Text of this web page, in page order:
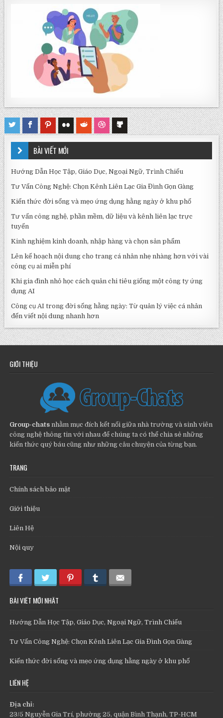
BÀI VIẾT MỚI
Hướng Dẫn Học Tập, Giáo Dục, Ngoại Ngữ, Trình Chiếu
Tư Vấn Công Nghệ: Chọn Kênh Liên Lạc Gia Đình Gọn Gàng
Kiến thức đời sống và mẹo ứng dụng hằng ngày ở khu phố
Tư vấn công nghệ, phần mềm, dữ liệu và kênh liên lạc trực
tuyến
Kinh nghiệm kinh doanh, nhập hàng và chọn sản phẩm
Lên kế hoạch nội dung cho trang cá nhân nhẹ nhàng hơn với vài
công cụ ai miễn phí
Khi gia đình nhỏ học cách quản chi tiêu giống một công ty ứng
dụng AI
Công cụ AI trong đời sống hằng ngày: Từ quản lý việc cá nhân
đến viết nội dung nhanh hơn
GIỚI THIỆU
Group-chats nhằm mục đích kết nối giữa nhà trường và sinh viên
công nghệ thông tin với nhau để chúng ta có thể chia sẻ những
kiến thức quý báu cũng như những câu chuyện của từng bạn.
TRANG
Chính sách bảo mật
Giới thiệu
Liên Hệ
Nội quy
BÀI VIẾT MỚI NHẤT
Hướng Dẫn Học Tập, Giáo Dục, Ngoại Ngữ, Trình Chiếu
Tư Vấn Công Nghệ: Chọn Kênh Liên Lạc Gia Đình Gọn Gàng
Kiến thức đời sống và mẹo ứng dụng hằng ngày ở khu phố
LIÊN HỆ
Địa chỉ:
23/5 Nguyễn Gia Trí, phường 25, quận Bình Thạnh, TP-HCM